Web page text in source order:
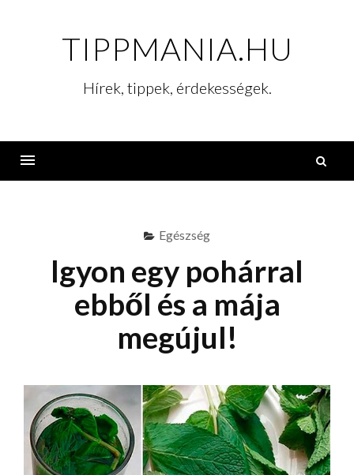
TIPPMANIA.HU
Hírek, tippek, érdekességek.
Egészség
Igyon egy pohárral
ebből és a mája
megújul!